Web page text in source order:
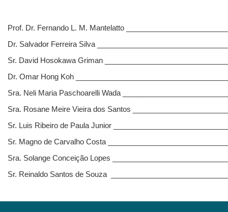
Prof. Dr. Fernando L. M. Mantelatto
Dr. Salvador Ferreira Silva
Sr. David Hosokawa Griman
Dr. Omar Hong Koh
Sra. Neli Maria Paschoarelli Wada
Sra. Rosane Meire Vieira dos Santos
Sr. Luis Ribeiro de Paula Junior
Sr. Magno de Carvalho Costa
Sra. Solange Conceição Lopes
Sr. Reinaldo Santos de Souza